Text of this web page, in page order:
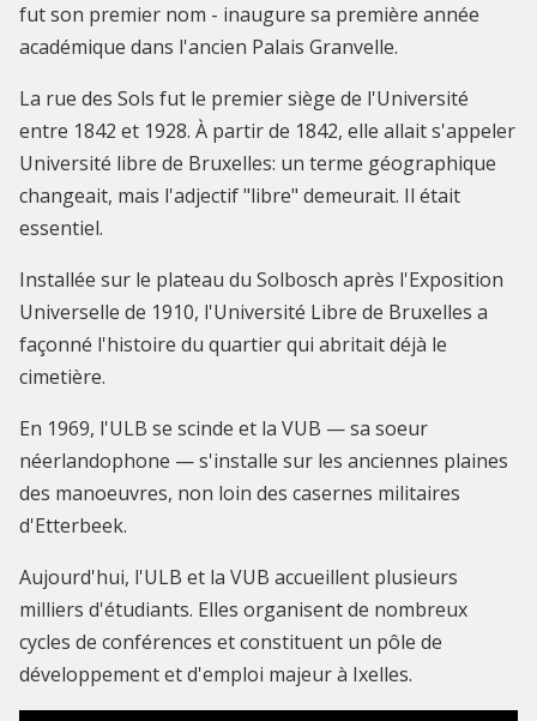
fut son premier nom - inaugure sa première année
académique dans l'ancien Palais Granvelle.
La rue des Sols fut le premier siège de l'Université
entre 1842 et 1928. À partir de 1842, elle allait s'appeler
Université libre de Bruxelles: un terme géographique
changeait, mais l'adjectif "libre" demeurait. Il était
essentiel.
Installée sur le plateau du Solbosch après l'Exposition
Universelle de 1910, l'Université Libre de Bruxelles a
façonné l'histoire du quartier qui abritait déjà le
cimetière.
En 1969, l'ULB se scinde et la VUB — sa soeur
néerlandophone — s'installe sur les anciennes plaines
des manoeuvres, non loin des casernes militaires
d'Etterbeek.
Aujourd'hui, l'ULB et la VUB accueillent plusieurs
milliers d'étudiants. Elles organisent de nombreux
cycles de conférences et constituent un pôle de
développement et d'emploi majeur à Ixelles.